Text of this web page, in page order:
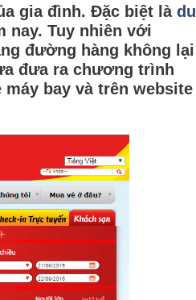
gia đình. Đặc biệt là du
nay. Tuy nhiên với
đường hàng không lại
đưa ra chương trình
bay và trên website